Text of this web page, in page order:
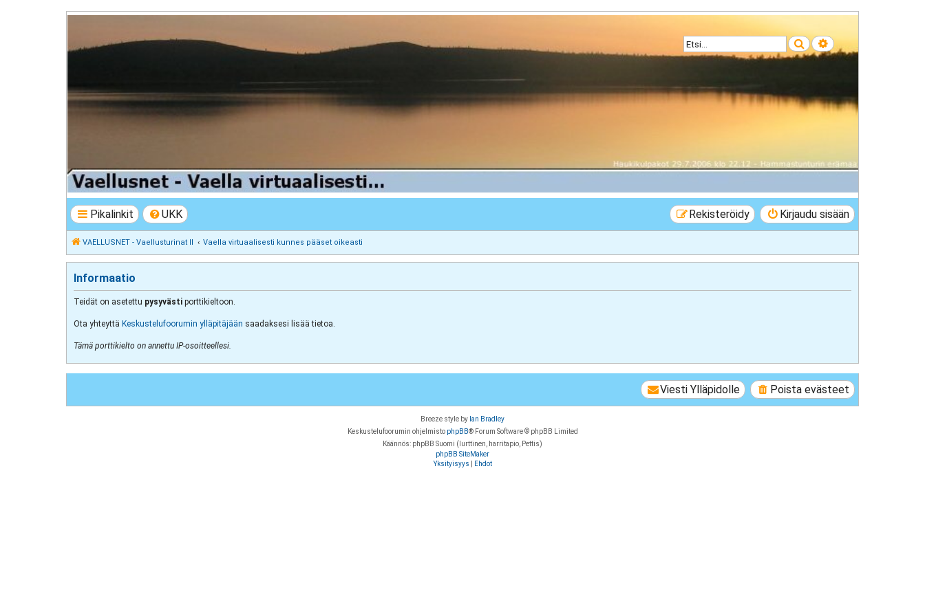
Etsi Tarkennettu haku
VAELLUSNET - Vaellusturinat II
Keskustelua vaeltamisesta ja Lapista
Pikalinkit UKK Kirjaudu sisään
Rekisteröidy
VAELLUSNET - Vaellusturinat II Vaella virtuaalisesti kunnes pääset oikeasti
Informaatio
Teidät on asetettu pysyvästi porttikieltoon.
Ota yhteyttä Keskustelufoorumin ylläpitäjään saadaksesi lisää tietoa.
Tämä porttikielto on annettu IP-osoitteellesi.
Poista evästeet
Viesti Ylläpidolle
Breeze style by Ian Bradley
Keskustelufoorumin ohjelmisto phpBB® Forum Software © phpBB Limited
Käännös: phpBB Suomi (lurttinen, harritapio, Pettis)
phpBB SiteMaker
Yksityisyys
Ehdot